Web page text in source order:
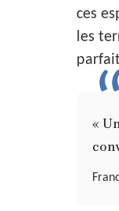
ces
les
«